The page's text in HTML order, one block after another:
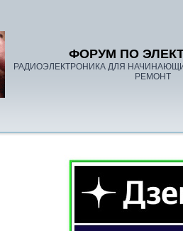
ФОРУМ ПО
РАДИОЭЛЕКТРОНИКА ДЛЯ
РЕМОНТ